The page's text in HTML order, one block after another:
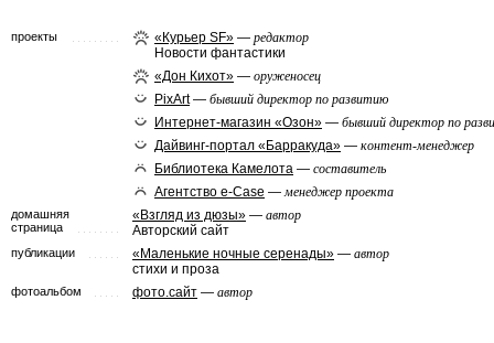
проекты «Курьер SF» — редактор
Новости фантастики
«Дон Кихот» — оруженосец
PixArt— бывший директор по развитию
Интернет-магазин «Озон» — бывший директор по
Дайвинг-портал «Барракуда» — контент-менеджер
Библиотека Камелота — составитель
Агентство e-Case —менеджер проекта
домашняя
страница
«Взгляд из дюзы» — автор
Авторский сайт
публикации «Маленькие ночные серенады» — автор
стихи и проза
фотоальбом фото.сайт — автор